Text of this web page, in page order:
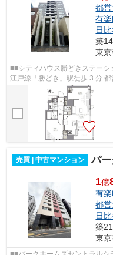
都
有
日
築
東
■■シティハウス勝どきステーションコート■■ 平成
江戸線「勝どき」駅徒歩 3 分 都営大
旧分譲シティハウスシリーズ！
売買 | 中古マンション パー
1億
有
都
日
築
東